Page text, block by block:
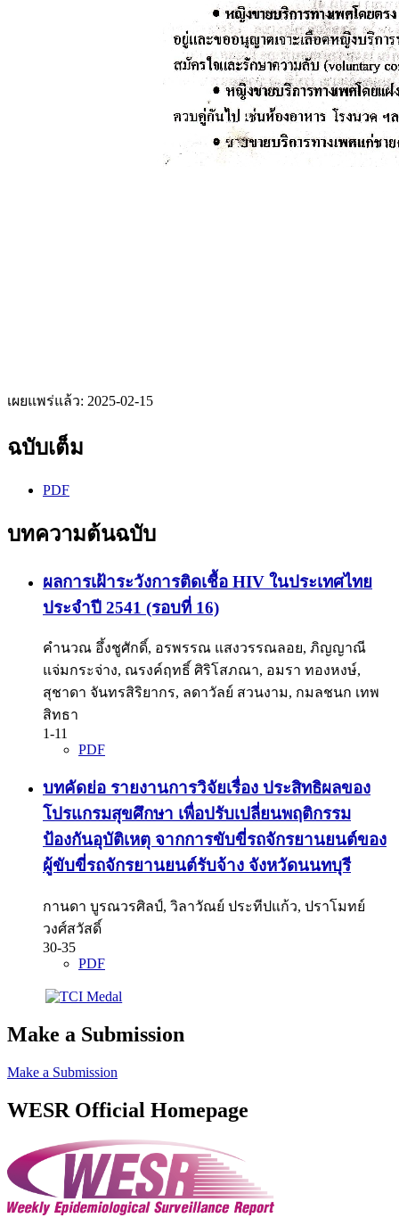
เผยแพร่แล้ว: 2025-02-15
ฉบับเต็ม
PDF
บทความต้นฉบับ
ผลการเฝ้าระวังการติดเชื้อ HIV ในประเทศไทย
ประจำปี 2541 (รอบที่ 16)
คำนวณ อึ้งชูศักดิ์, อรพรรณ แสงวรรณลอย, ภิญญาณี
แจ่มกระจ่าง, ณรงค์ฤทธิ์ ศิริโสภณา, อมรา ทองหงษ์,
สุชาดา จันทรสิริยากร, ลดาวัลย์ สวนงาม, กมลชนก เทพ
สิทธา
1-11
PDF
บทคัดย่อ รายงานการวิจัยเรื่อง ประสิทธิผลของ
โปรแกรมสุขศึกษา เพื่อปรับเปลี่ยนพฤติกรรม
ป้องกันอุบัติเหตุ จากการขับขี่รถจักรยานยนต์ของ
ผู้ขับขี่รถจักรยานยนต์รับจ้าง จังหวัดนนทบุรี
กานดา บูรณวรศิลป์, วิลาวัณย์ ประทีปแก้ว, ปราโมทย์
วงศ์สวัสดิ์
30-35
PDF
Make a Submission
Make a Submission
WESR Official Homepage